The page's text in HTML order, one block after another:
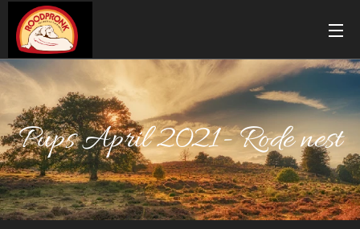
Pups April 2021- Rode nest